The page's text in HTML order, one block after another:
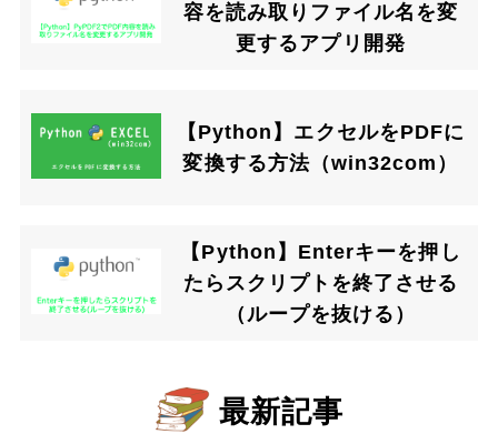
容を読み取りファイル名を変
更するアプリ開発
【Python】エクセルをPDFに
変換する方法（win32com）
【Python】Enterキーを押し
たらスクリプトを終了させる
（ループを抜ける）
最新記事